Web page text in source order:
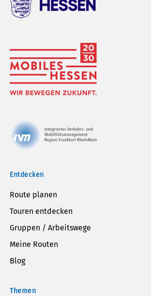
Entdecken
Route planen
Touren entdecken
Gruppen / Arbeitswege
Meine Routen
Blog
Themen